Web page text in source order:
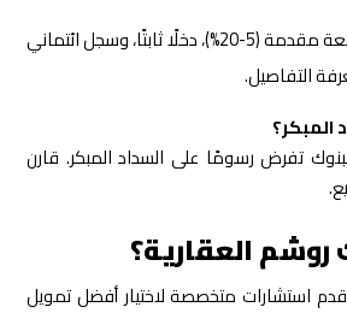
تتطلب معظم البنوك دفعة مقدمة (5-20%)، دخلًا ثابتًا، وسجل ائتماني
التفاصيل.
تفرض رسومًا على السداد المبكر. قارن
العقارية؟
استشارات متخصصة لاختيار أفضل تمويل